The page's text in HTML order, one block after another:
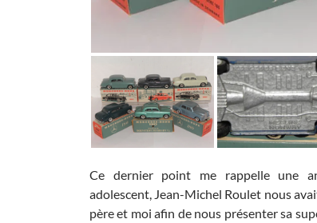
Ce dernier point me rappelle une
adolescent, Jean-Michel Roulet nous
père et moi afin de nous présenter sa